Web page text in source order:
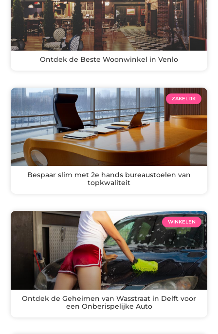
Ontdek de Beste Woonwinkel in Venlo
ZAKELIJK
Bespaar slim met 2e hands bureaustoelen van
topkwaliteit
WINKELEN
Ontdek de Geheimen van Wasstraat in Delft voor
een Onberispelijke Auto